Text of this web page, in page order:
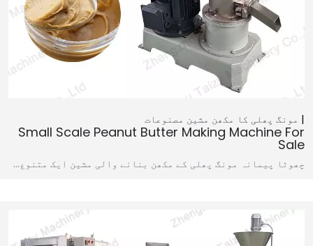
مونگ پھلی کا مکھن مشین مصنوعات
Small Scale Peanut Butter Making Machine For
Sale
چھوٹا پیمانہ مونگ پھلی کے مکھن بنانے والی مشین ایک متنوع…